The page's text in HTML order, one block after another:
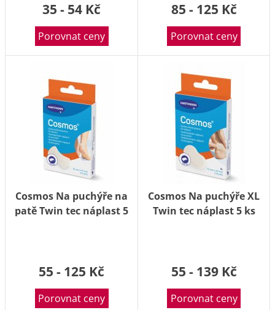
35 - 54 Kč
Porovnat ceny
85 - 125 Kč
Porovnat ceny
Cosmos Na puchýře na
patě Twin tec náplast 5
55 - 125 Kč
Porovnat ceny
Cosmos Na puchýře XL
Twin tec náplast 5 ks
55 - 139 Kč
Porovnat ceny